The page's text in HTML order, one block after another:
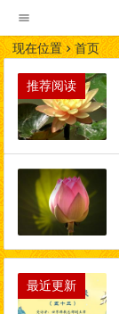
现在位置 首页
推荐阅读
最近更新